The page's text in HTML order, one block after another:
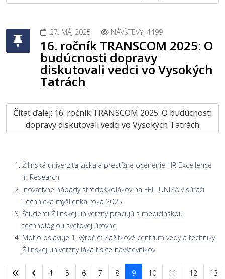
27. MÁJ 2025 NÁVŠTEVY: 4499
16. ročník TRANSCOM 2025: O
budúcnosti dopravy
diskutovali vedci vo Vysokých
Tatrách
Čítať ďalej: 16. ročník TRANSCOM 2025: O budúcnosti
dopravy diskutovali vedci vo Vysokých Tatrách
Žilinská univerzita získala prestížne ocenenie HR Excellence
in Research
Inovatívne nápady stredoškolákov na FEIT UNIZA v súťaži
Technická myšlienka roka 2025
Študenti Žilinskej univerzity pracujú s medicínskou
technológiou svetovej úrovne
Motio oslavuje 1. výročie: Zážitkové centrum vedy a techniky
Žilinskej univerzity láka tisíce návštevníkov
4 5 6 7 8 9 10 11 12 13